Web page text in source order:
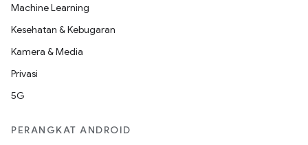
Machine Learning
Kesehatan & Kebugaran
Kamera & Media
Privasi
5G
PERANGKAT ANDROID